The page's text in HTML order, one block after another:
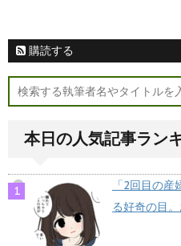
購読する
本日の人気記事ラン
「2回目の
る好奇の目。